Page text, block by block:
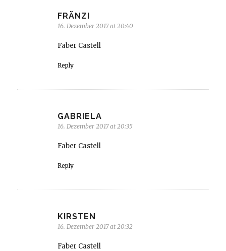
FRÄNZI
16. Dezember 2017 at 20:40
Faber Castell
Reply
GABRIELA
16. Dezember 2017 at 20:35
Faber Castell
Reply
KIRSTEN
16. Dezember 2017 at 20:32
Faber Castell